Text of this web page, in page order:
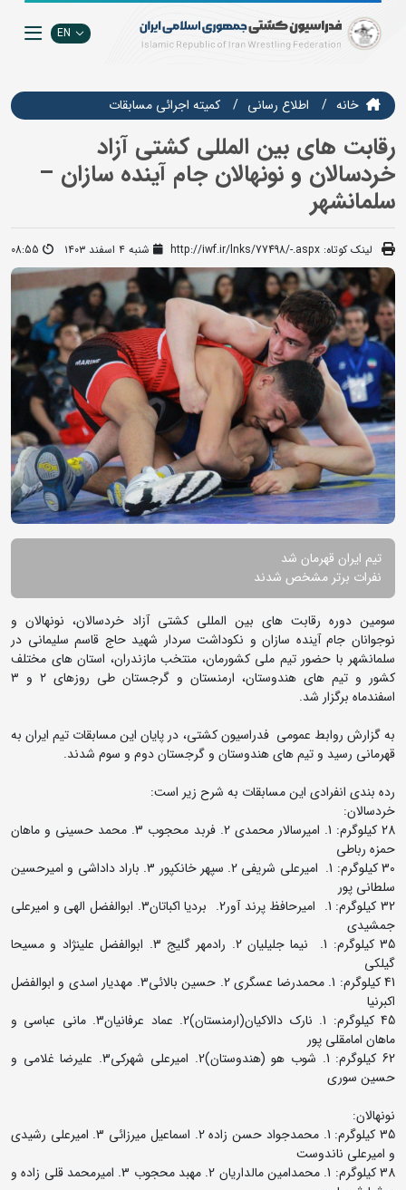
EN
خانه اطلاع رسانی كميته اجرائي مسابقات
رقابت های بین المللی کشتی آزاد
خردسالان و نونهالان جام آینده سازان –
سلمانشهر
لینک کوتاه: http://iwf.ir/lnks/77498/-.aspx شنبه ۴ اسفند ۱۴۰۳ 08:55
تیم ایران قهرمان شد
نفرات برتر مشخص شدند
سومین دوره رقابت های بین المللی کشتی آزاد خردسالان، نونهالان و
نوجوانان جام آینده سازان و نکوداشت سردار شهید حاج قاسم سلیمانی در
سلمانشهر با حضور تیم ملی کشورمان، منتخب مازندران، استان های مختلف
کشور و تیم های هندوستان، ارمنستان و گرجستان طی روزهای ۲ و ۳
اسفندماه برگزار شد.
به گزارش روابط عمومی فدراسیون کشتی، در پایان این مسابقات تیم ایران به
قهرمانی رسید و تیم های هندوستان و گرجستان دوم و سوم شدند.
رده بندی انفرادی این مسابقات به شرح زیر است:
خردسالان:
28 کیلوگرم: 1. امیرسالار محمدی 2. فربد محجوب 3. محمد حسینی و ماهان
حمزه رباطی
30 کیلوگرم: 1. امیرعلی شریفی 2. سپهر خانکپور 3. باراد داداشی و امیرحسین
سلطانی پور
32 کیلوگرم: 1. امیرحافظ پرند آور2. بردیا اکباتان3. ابوالفضل الهی و امیرعلی
جمشیدی
35 کیلوگرم: 1. نیما جلیلیان 2. رادمهر گلیج 3. ابوالفضل علینژاد و مسیحا
گیلکی
41 کیلوگرم: 1. محمدرضا عسگری 2. حسین بالائی3. مهدیار اسدی و ابوالفضل
اکبرنیا
45 کیلوگرم: 1. نارک دالاکیان(ارمنستان)2. عماد عرفانیان3. مانی عباسی و
ماهان امامقلی پور
62 کیلوگرم: 1. شوب هو (هندوستان)2. امیرعلی شهرکی3. علیرضا غلامی و
حسین سوری
نونهالان:
35 کیلوگرم: 1. محمدجواد حسن زاده 2. اسماعیل میرزائی 3. امیرعلی رشیدی
و امیرعلی ناندوست
38 کیلوگرم: 1. محمدامین مالداریان 2. مهبد محجوب 3. امیرمحمد قلی زاده و